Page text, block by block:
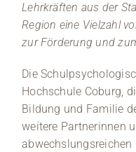
Lehrkräften aus der
Region eine Vielzahl
zur Förderung und
Die
Hochschule Coburg,
Bildung und Familie
weitere Partnerinnen
abwechslungsreichen